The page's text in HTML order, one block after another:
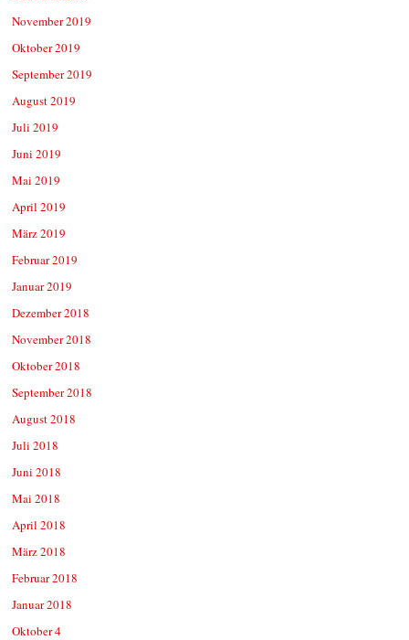
November 2019
Oktober 2019
September 2019
August 2019
Juli 2019
Juni 2019
Mai 2019
April 2019
März 2019
Februar 2019
Januar 2019
Dezember 2018
November 2018
Oktober 2018
September 2018
August 2018
Juli 2018
Juni 2018
Mai 2018
April 2018
März 2018
Februar 2018
Januar 2018
Oktober 4